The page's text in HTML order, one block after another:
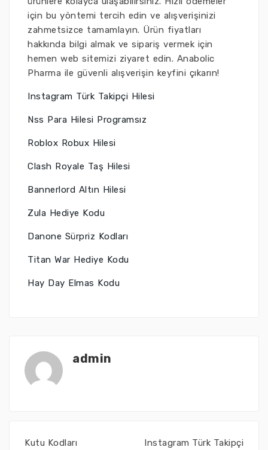
için bu yöntemi tercih edin ve alışverişinizi
zahmetsizce tamamlayın. Ürün fiyatları
hakkında bilgi almak ve sipariş vermek için
hemen web sitemizi ziyaret edin. Anabolic
Pharma ile güvenli alışverişin keyfini çıkarın!
Instagram Türk Takipçi Hilesi
Nss Para Hilesi Programsız
Roblox Robux Hilesi
Clash Royale Taş Hilesi
Bannerlord Altın Hilesi
Zula Hediye Kodu
Danone Sürpriz Kodları
Titan War Hediye Kodu
Hay Day Elmas Kodu
admin
Kutu Kodları
Instagram Türk Takipçi